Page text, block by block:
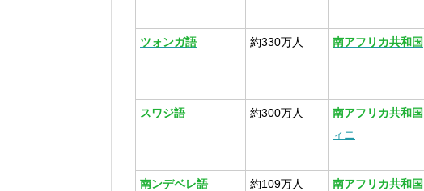
ツォンガ語 約330万人 南アフリカ共和国
スワジ語 約300万人 南アフリカ共和国
ィニ
南ンデベレ語 約109万人 南アフリカ共和国